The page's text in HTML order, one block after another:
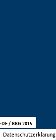
Datenschutzerklärung
/ BKG 2015